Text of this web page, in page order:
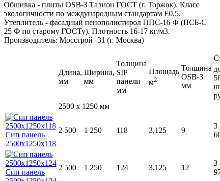
Обшивка - плиты ОSB-3 Талион ГОСТ (г. Торжок). Класс
экологичности по международным стандартам Е0,5.
Утеплитель - фасадный пенополистирол ППС-16 Ф (ПСБ-С
25 Ф по старому ГОСТу). Плотность 16-17 кг/м3.
Производитель: Мосстрой -31 (г. Москва)
Длина,
мм
Ширина,
мм
Толщина
SIP
панели
мм
Площадь
м2
Толщина
OSB-3
мм
2500 x 1250 мм
2 500 1 250 118 3,125 9
3
2 500 1 250 124 3,125 12
3